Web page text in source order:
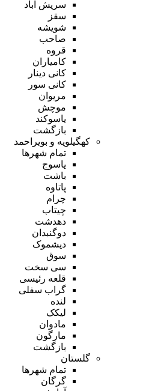
سریش آباد
سقز
شویشه
صاحب
قروه
کامیاران
کانی دینار
کانی سور
مریوان
موچش
یاسوکند
بازگشت
کهگیلویه و بویراحمد
تمام شهر‌ها
یاسوج
باشت
پاتاوه
چرام
چیتاب
دهدشت
دوگنبدان
دیشموک
سوق
سی سخت
قلعه رئیسی
گراب سفلی
لنده
لیکک
مادوان
مارگون
بازگشت
گلستان
تمام شهر‌ها
گرگان